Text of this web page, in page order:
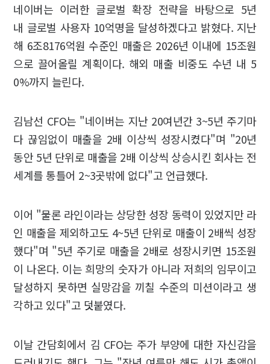
네이버는 이러한 글로벌 확장 전략을 바탕으로 5년
내 글로벌 사용자 10억명을 달성하겠다고 밝혔다. 지난
해 6조8176억원 수준인 매출은 2026년 이내에 15조원
으로 끌어올릴 계획이다. 해외 매출 비중도 수년 내 5
0%까지 늘린다.
김남선 CFO는 "네이버는 지난 20여년간 3~5년 주기마
다 끊임없이 매출을 2배 이상씩 성장시켰다"며 "20년
동안 5년 단위로 매출을 2배 이상씩 상승시킨 회사는 전
세계를 통틀어 2~3곳밖에 없다"고 언급했다.
이어 "물론 라인이라는 상당한 성장 동력이 있었지만 라
인 매출을 제외하고도 4~5년 단위로 매출이 2배씩 성장
했다"며 "5년 주기로 매출을 2배로 성장시키면 15조원
이 나온다. 이는 희망의 숫자가 아니라 저희의 임무이고
달성하지 못하면 실망감을 끼칠 수준의 미션이라고 생
각하고 있다"고 덧붙였다.
이날 간담회에서 김 CFO는 주가 부양에 대한 자신감을